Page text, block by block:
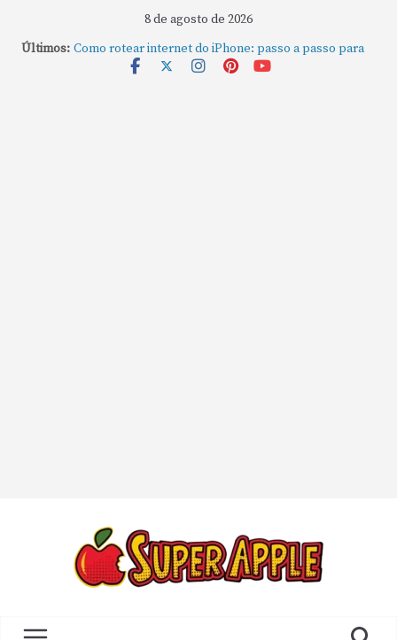
8 de agosto de 2026
Últimos: Como rotear internet do iPhone: passo a passo para
compartilhar a conexão